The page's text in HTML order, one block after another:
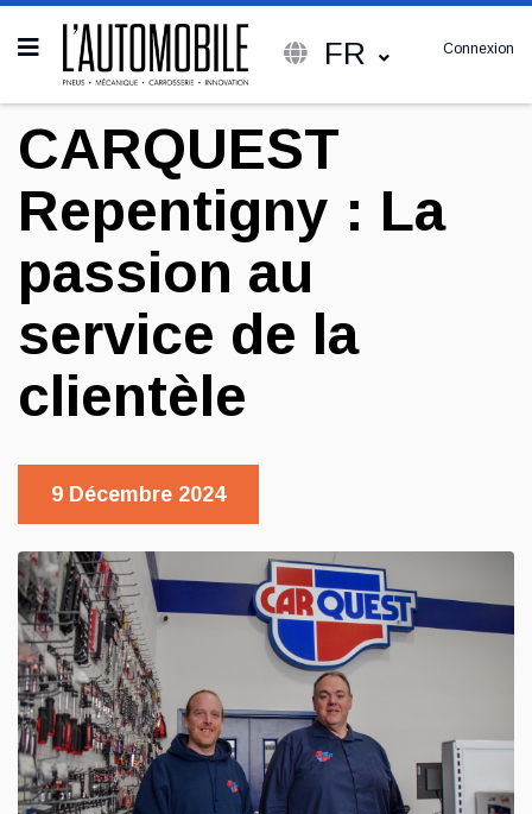
FR Connexion
CARQUEST
Repentigny : La
passion au
service de la
clientèle
9 Décembre 2024